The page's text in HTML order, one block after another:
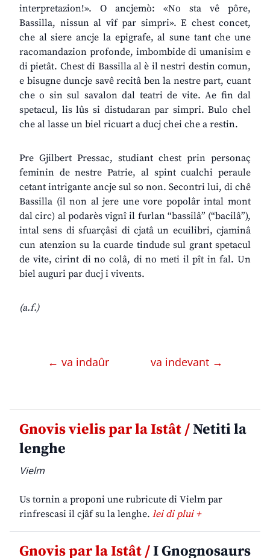
interpretazion!». O ancjemò: «No sta vê pôre,
Bassilla, nissun al vîf par simpri». E chest concet,
che al siere ancje la epigrafe, al sune tant che une
racomandazion profonde, imbombide di umanisim e
di pietât. Chest di Bassilla al è il nestri destin comun,
e bisugne duncje savê recitâ ben la nestre part, cuant
che o sin sul savalon dal teatri de vite. Ae fin dal
spetacul, lis lûs si distudaran par simpri. Bulo chel
che al lasse un biel ricuart a ducj chei che a restin.
Pre Gjilbert Pressac, studiant chest prin personaç
feminin de nestre Patrie, al spint cualchi peraule
cetant intrigante ancje sul so non. Secontri lui, di chê
Bassilla (il non al jere une vore popolâr intal mont
dal circ) al podarès vignî il furlan “bassilâ” (“bacilâ”),
intal sens di sfuarçâsi di cjatâ un ecuilibri, cjaminâ
cun atenzion su la cuarde tindude sul grant spetacul
de vite, cirint di no colâ, di no meti il pît in fal. Un
biel auguri par ducj i vivents.
(a.f.)
← va indaûr va indevant →
Gnovis vielis par la Istât /Netiti la
lenghe
Vielm
Us tornin a proponi une rubricute di Vielm par
rinfrescasi il cjâf su la lenghe. lei di plui +
Gnovis par la Istât /I Gnognosaurs